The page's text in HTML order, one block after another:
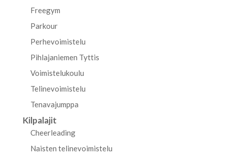
Freegym
Parkour
Perhevoimistelu
Pihlajaniemen Tyttis
Voimistelukoulu
Telinevoimistelu
Tenavajumppa
Kilpalajit
Cheerleading
Naisten telinevoimistelu